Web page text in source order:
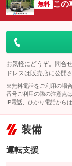
無料 この
お気軽にどうぞ。問合
ドレスは販売店に公開
※無料電話をご利用の場
番号ご利用の際の注意点は
IP電話、ひかり電話から
装備
運転支援